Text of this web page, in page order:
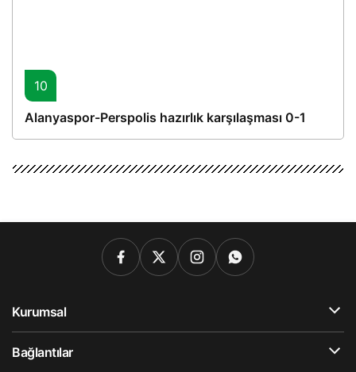
10
Alanyaspor-Perspolis hazırlık karşılaşması 0-1
Kurumsal
Bağlantılar